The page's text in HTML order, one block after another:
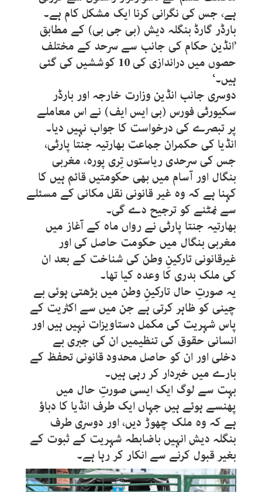
ہے، جس کی نگرانی کرنا ایک مشکل کام ہے۔
بارڈر گارڈ بنگلہ دیش (بی جی بی) کے مطابق
’انڈین حکام کی جانب سے سرحد کے مختلف
حصوں میں دراندازی کی 10 کوششیں کی گئی
ہیں۔‘
دوسری جانب انڈین وزارت خارجہ اور بارڈر
سکیورٹی فورس (بی ایس ایف) نے اس معاملے
پر تبصرے کی درخواست کا جواب نہیں دیا۔
انڈیا کی حکمران جماعت بھارتیہ جنتا پارٹی،
جس کی سرحدی ریاستوں تِری پورہ، مغربی
بنگال اور آسام میں بھی حکومتیں قائم ہیں کا
کہنا ہے کہ وہ غیر قانونی نقل مکانی کے مسئلے
سے نمٹنے کو ترجیح دے گی۔
بھارتیہ جنتا پارٹی نے رواں ماہ کے آغاز میں
مغربی بنگال میں حکومت حاصل کی اور
غیرقانونی تارکینِ وطن کی شناخت کے بعد ان
کی ملک بدری کا وعدہ کیا تھا۔
یہ صورتِ حال تارکینِ وطن میں بڑھتی ہوئی بے
چینی کو ظاہر کرتی ہے جن میں سے اکثریت کے
پاس شہریت کی مکمل دستاویزات نہیں ہیں اور
انسانی حقوق کی تنظیمیں ان کی جبری بے
دخلی اور ان کو حاصل محدود قانونی تحفظ کے
بارے میں خبردار کر رہی ہیں۔
بہت سے لوگ ایک ایسی صورتِ حال میں
پھنسے ہوئے ہیں جہاں ایک طرف انڈیا کا دباؤ
ہے کہ وہ ملک چھوڑ دیں، اور دوسری طرف
بنگلہ دیش انہیں باضابطہ شہریت کے ثبوت کے
بغیر قبول کرنے سے انکار کر رہا ہے۔